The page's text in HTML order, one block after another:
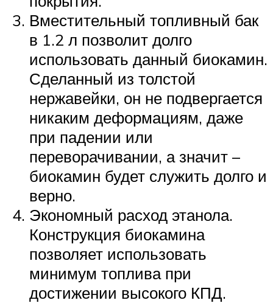
Вместительный топливный бак
в 1.2 л позволит долго
использовать данный биокамин.
Сделанный из толстой
нержавейки, он не подвергается
никаким деформациям, даже
при падении или
переворачивании, а значит –
биокамин будет служить долго и
верно.
Экономный расход этанола.
Конструкция биокамина
позволяет использовать
минимум топлива при
достижении высокого КПД.